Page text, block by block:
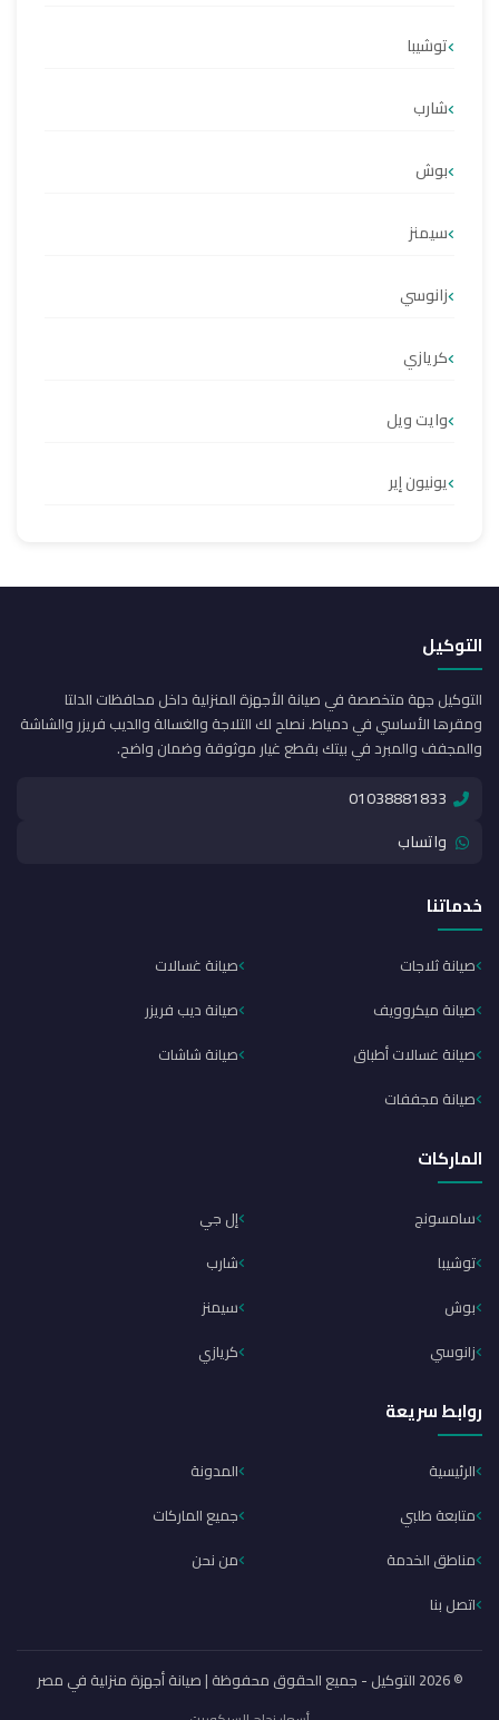
توشيبا
شارب
بوش
سيمنز
زانوسي
كريازي
وايت ويل
يونيون إير
التوكيل
التوكيل جهة متخصصة في صيانة الأجهزة المنزلية داخل محافظات الدلتا
ومقرها الأساسي في دمياط. نصلح لك التلاجة والغسالة والديب فريزر والشاشة
والمجفف والمبرد في بيتك بقطع غيار موثوقة وضمان واضح.
01038881833
واتساب
خدماتنا
صيانة ثلاجات
صيانة غسالات
صيانة ميكروويف
صيانة ديب فريزر
صيانة غسالات أطباق
صيانة شاشات
صيانة مجففات
الماركات
سامسونج
إل جي
توشيبا
شارب
بوش
سيمنز
زانوسي
كريازي
روابط سريعة
الرئيسية
المدونة
متابعة طلبي
جميع الماركات
مناطق الخدمة
من نحن
اتصل بنا
© 2026 التوكيل - جميع الحقوق محفوظة | صيانة أجهزة منزلية في مصر